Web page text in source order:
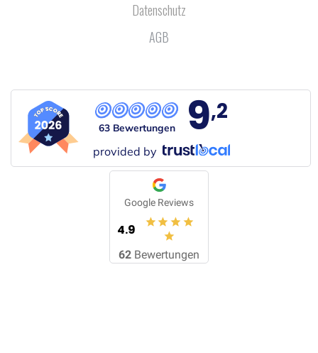
Datenschutz
AGB
63 Bewertungen 9,2
provided by
Google Reviews
4.9
62 Bewertungen